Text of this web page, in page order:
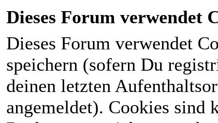
Dieses Forum verwendet
Dieses Forum verwendet
speichern (sofern Du
deinen letzten
angemeldet). Cookies sind